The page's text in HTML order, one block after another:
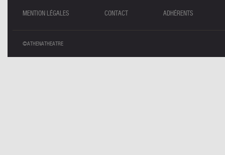
MENTION LÉGALES CONTACT ADHÉRENTS
©ATHENATHEATRE